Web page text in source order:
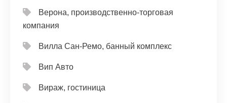
Верона, производственно-торговая
компания
Вилла Сан-Ремо, банный комплекс
Вип Авто
Вираж, гостиница